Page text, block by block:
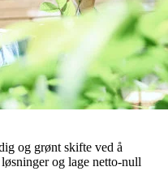
og grønt skifte ved å
og lage netto-null